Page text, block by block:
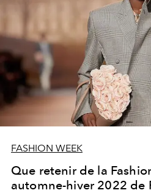
FASHION WEEK
Que retenir de la
automne-hiver 2022 de